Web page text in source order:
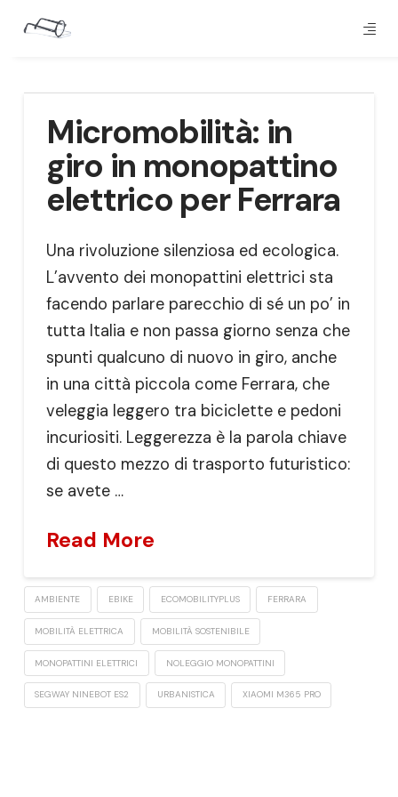
Micromobilità: in
giro in monopattino
elettrico per Ferrara
Una rivoluzione silenziosa ed ecologica.
L’avvento dei monopattini elettrici sta
facendo parlare parecchio di sé un po’ in
tutta Italia e non passa giorno senza che
spunti qualcuno di nuovo in giro, anche
in una città piccola come Ferrara, che
veleggia leggero tra biciclette e pedoni
incuriositi. Leggerezza è la parola chiave
di questo mezzo di trasporto futuristico:
se avete …
Read More
AMBIENTE EBIKE ECOMOBILITYPLUS FERRARA
MOBILITÀ ELETTRICA MOBILITÀ SOSTENIBILE
MONOPATTINI ELETTRICI NOLEGGIO MONOPATTINI
SEGWAY NINEBOT ES2 URBANISTICA XIAOMI M365 PRO